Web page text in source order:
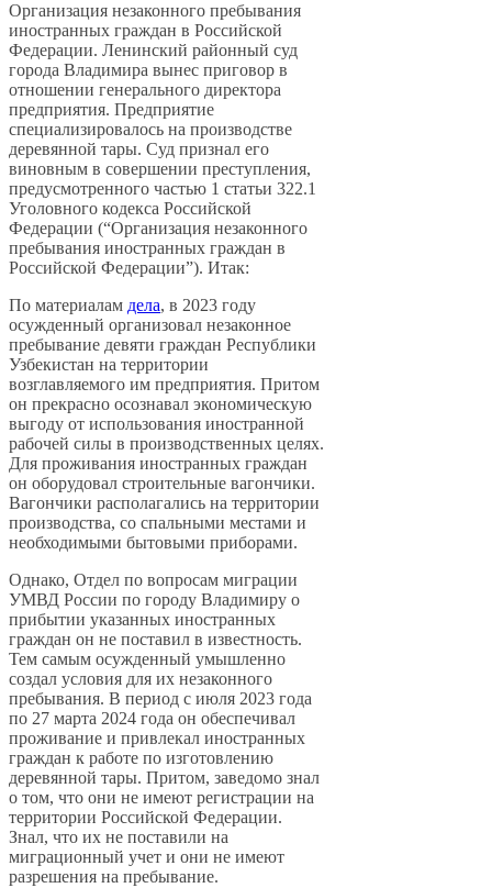
Организация незаконного пребывания
иностранных граждан в Российской
Федерации. Ленинский районный суд
города Владимира вынес приговор в
отношении генерального директора
предприятия. Предприятие
специализировалось на производстве
деревянной тары. Суд признал его
виновным в совершении преступления,
предусмотренного частью 1 статьи 322.1
Уголовного кодекса Российской
Федерации (“Организация незаконного
пребывания иностранных граждан в
Российской Федерации”). Итак:
По материалам дела, в 2023 году
осужденный организовал незаконное
пребывание девяти граждан Республики
Узбекистан на территории
возглавляемого им предприятия. Притом
он прекрасно осознавал экономическую
выгоду от использования иностранной
рабочей силы в производственных целях.
Для проживания иностранных граждан
он оборудовал строительные вагончики.
Вагончики располагались на территории
производства, со спальными местами и
необходимыми бытовыми приборами.
Однако, Отдел по вопросам миграции
УМВД России по городу Владимиру о
прибытии указанных иностранных
граждан он не поставил в известность.
Тем самым осужденный умышленно
создал условия для их незаконного
пребывания. В период с июля 2023 года
по 27 марта 2024 года он обеспечивал
проживание и привлекал иностранных
граждан к работе по изготовлению
деревянной тары. Притом, заведомо знал
о том, что они не имеют регистрации на
территории Российской Федерации.
Знал, что их не поставили на
миграционный учет и они не имеют
разрешения на пребывание.